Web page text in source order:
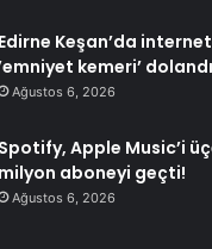
Edirne Keşan’da
kemeri’
Ağustos 6, 2026
Spotify, Apple Music’i
milyon aboneyi geçti!
Ağustos 6, 2026